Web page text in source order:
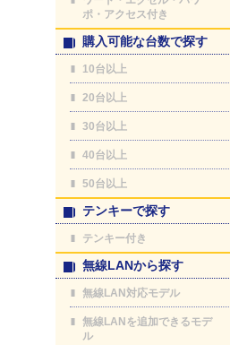
ポ・アクセス付き
購入可能な台数で探す
10台以上
20台以上
30台以上
40台以上
50台以上
テンキーで探す
テンキー付き
無線LANから探す
無線LAN対応モデル
無線LANを追加できるモデ
ル